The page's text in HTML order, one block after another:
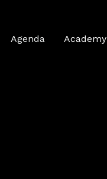
Agenda Academy